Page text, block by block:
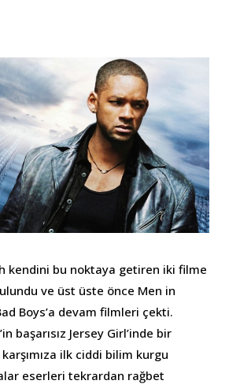
kendini bu noktaya getiren iki filme
ve üst üste önce Men in
Boys’a devam filmleri çekti.
başarısız Jersey Girl’inde bir
ilk ciddi bilim kurgu
eserleri tekrardan rağbet